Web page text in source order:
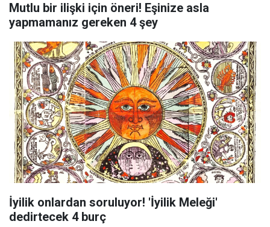
Mutlu bir ilişki için öneri! Eşinize asla
yapmamanız gereken 4 şey
İyilik onlardan soruluyor! 'İyilik Meleği'
dedirtecek 4 burç